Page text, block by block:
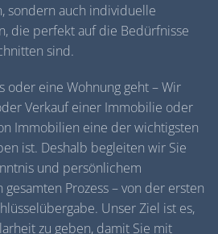
sondern auch individuelle
die perfekt auf die Bedürfnisse
sind.
oder eine Wohnung geht – Wir
Verkauf einer Immobilie oder
Immobilien eine der wichtigsten
ist. Deshalb begleiten wir Sie
und persönlichem
Prozess – von der ersten
Unser Ziel ist es,
zu geben, damit Sie mit